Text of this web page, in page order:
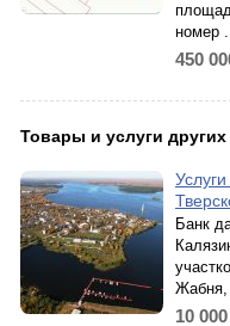
номер
450
Товары и услуги
Банк
Жабня,
10 000